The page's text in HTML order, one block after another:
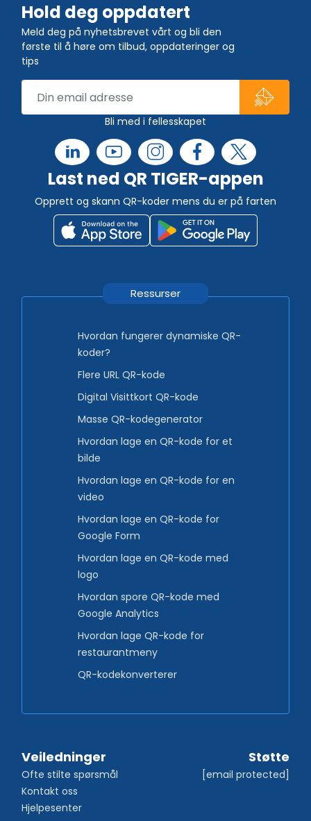
Hold deg oppdatert
Meld deg på nyhetsbrevet vårt og bli den
første til å høre om tilbud, oppdateringer og
tips
Bli med i fellesskapet
Last ned QR TIGER-appen
Opprett og skann QR-koder mens du er på farten
Ressurser
Hvordan fungerer dynamiske QR-
koder?
Flere URL QR-kode
Digital Visittkort QR-kode
Masse QR-kodegenerator
Hvordan lage en QR-kode for et
bilde
Hvordan lage en QR-kode for en
video
Hvordan lage en QR-kode for
Google Form
Hvordan lage en QR-kode med
logo
Hvordan spore QR-kode med
Google Analytics
Hvordan lage QR-kode for
restaurantmeny
QR-kodekonverterer
Veiledninger
Ofte stilte spørsmål
Kontakt oss
Hjelpesenter
Støtte
[email protected]